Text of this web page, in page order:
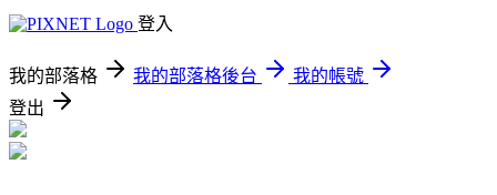
登入
我的部落格 我的部落格後台
我的帳號
登出